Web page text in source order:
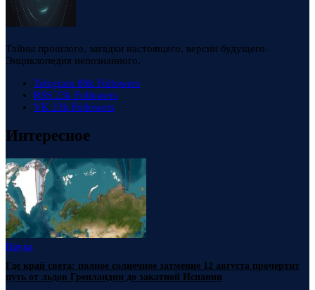
Тайны прошлого, загадки настоящего, версии будущего.
Энциклопедия непознанного.
Telegram 88k Followers
RSS 23k Followers
VK 23k Followers
Интересное
Наука
Где край света: полное солнечное затмение 12 августа прочертит
путь от льдов Гренландии до закатной Испании